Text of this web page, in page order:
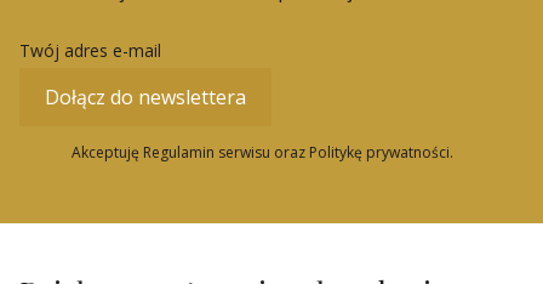
Twój adres e-mail
Dołącz do newslettera
Akceptuję Regulamin serwisu oraz Politykę prywatności.